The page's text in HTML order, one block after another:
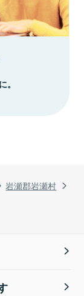
岩瀬郡岩瀬村
。